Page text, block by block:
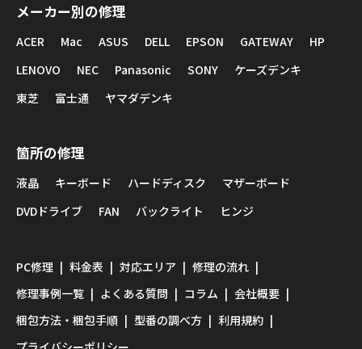
メーカー別の修理
ACER Mac ASUS DELL EPSON GATEWAY
HP
LENOVO
NEC Panasonic SONY
ケーズデンキ
東芝
富士通 ヤマダデンキ
箇所の修理
液晶 キーボード ハードディスク
マザーボード
DVDドライブ
FAN バックライト ヒンジ
PC修理 料金表 対応エリア
修理の流れ
修理事例一覧
よくある質問 コラム
会社概要
梱包方法・梱包手順
型番の調べ方
利用規約